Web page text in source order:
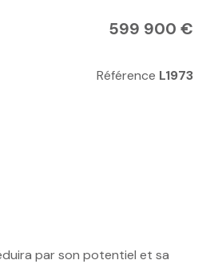
599 900 €
Référence L1973
par son potentiel et sa